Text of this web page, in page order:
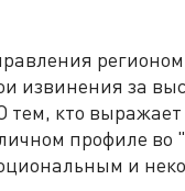
извинения за
тем, кто
профиле во
и